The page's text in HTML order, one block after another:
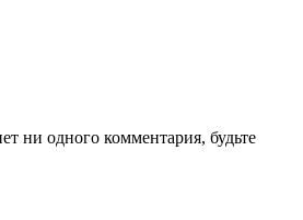
ни одного комментария, будьте